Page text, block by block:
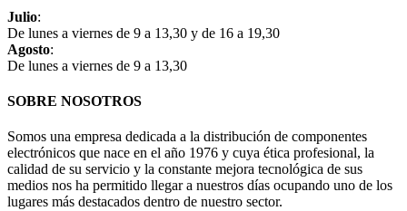
Julio:
De lunes a viernes de 9 a 13,30 y de 16 a 19,30
Agosto:
De lunes a viernes de 9 a 13,30
SOBRE NOSOTROS
Somos una empresa dedicada a la distribución de componentes
electrónicos que nace en el año 1976 y cuya ética profesional, la
calidad de su servicio y la constante mejora tecnológica de sus
medios nos ha permitido llegar a nuestros días ocupando uno de los
lugares más destacados dentro de nuestro sector.